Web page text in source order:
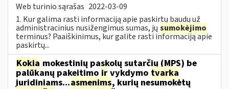
Web turinio sąrašas 2022-03-09
1. Kur galima rasti informaciją apie paskirtų baudų už
administracinius nusižengimus sumas, jų sumokėjimo
terminus? Paaiškinimus, kur galite rasti informaciją apie
paskirtų...
Kokia mokestinių paskolų sutarčių (MPS) be
palūkanų pakeitimo ir vykdymo tvarka
juridiniams...asmenims, kurių nesumokėtų